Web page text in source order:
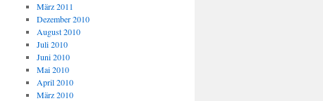
März 2011
Dezember 2010
August 2010
Juli 2010
Juni 2010
Mai 2010
April 2010
März 2010